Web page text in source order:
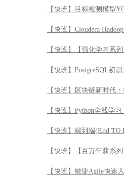
【快班】目标检测模型
【快班】Cloudera
【快班】【强化学习系
【快班】PostgreSQL初
【快班】区块链新时代
【快班】Python全栈学
【快班】端到端(End
【快班】【百万年薪系
【快班】敏捷Agile快速